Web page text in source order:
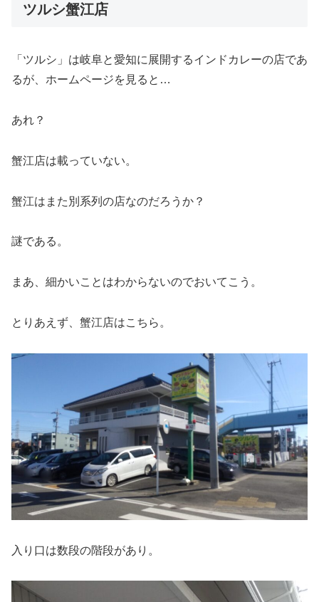
ツルシ蟹江店
「ツルシ」は岐阜と愛知に展開するインドカレーの店であ
るが、ホームページを見ると…
あれ？
蟹江店は載っていない。
蟹江はまた別系列の店なのだろうか？
謎である。
まあ、細かいことはわからないのでおいてこう。
とりあえず、蟹江店はこちら。
入り口は数段の階段があり。